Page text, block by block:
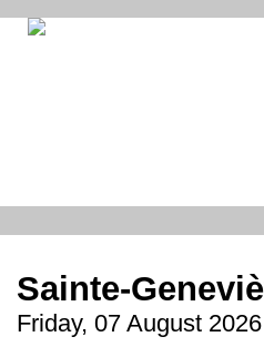
Sainte-
Friday, 07 August